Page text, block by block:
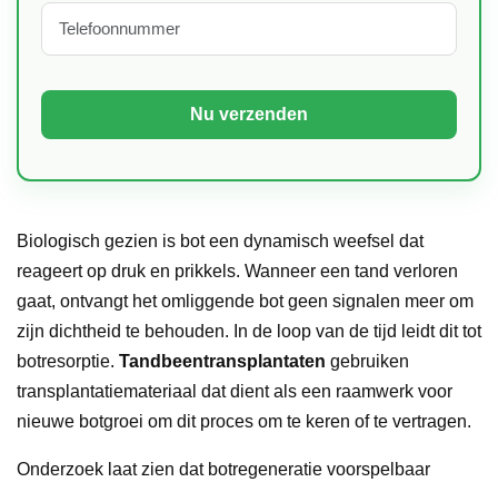
Biologisch gezien is bot een dynamisch weefsel dat
reageert op druk en prikkels. Wanneer een tand verloren
gaat, ontvangt het omliggende bot geen signalen meer om
zijn dichtheid te behouden. In de loop van de tijd leidt dit tot
botresorptie. Tandbeentransplantaten gebruiken
transplantatiemateriaal dat dient als een raamwerk voor
nieuwe botgroei om dit proces om te keren of te vertragen.
Onderzoek laat zien dat botregeneratie voorspelbaar